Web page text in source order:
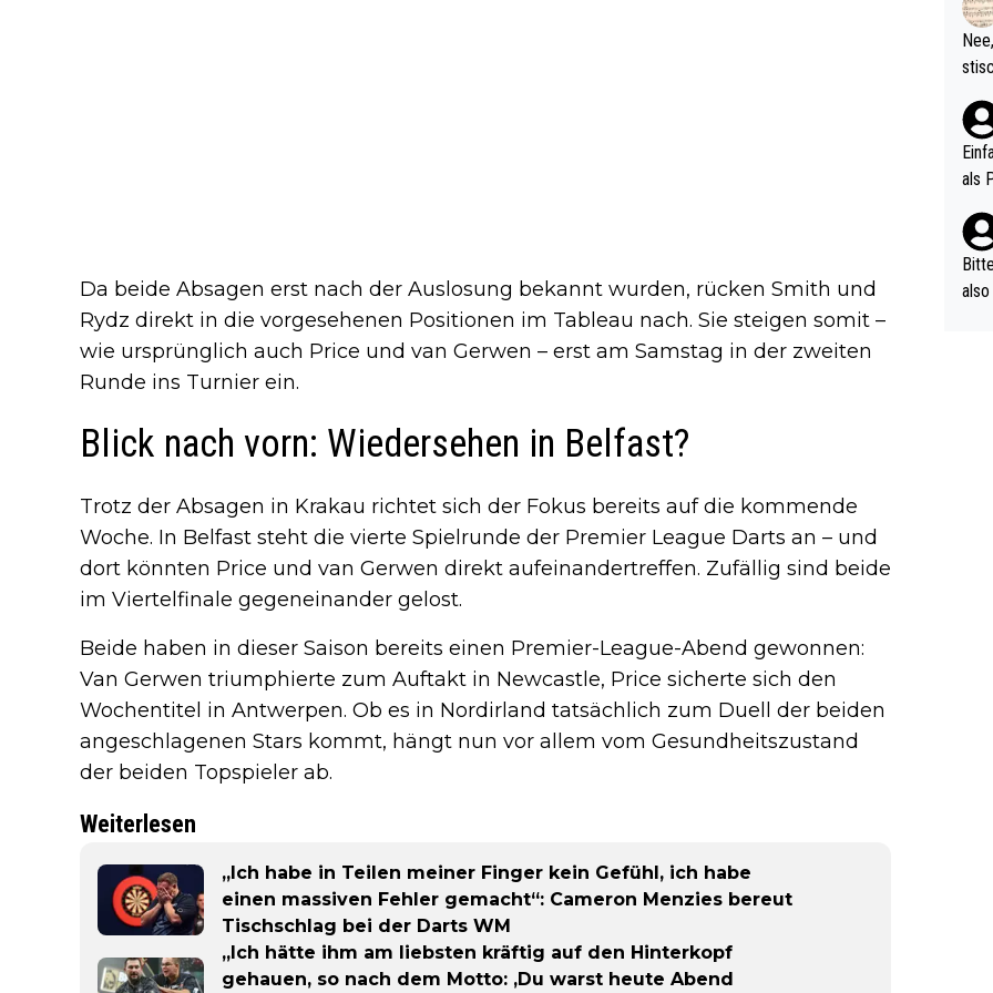
Da beide Absagen erst nach der Auslosung bekannt wurden, rücken Smith und
Rydz direkt in die vorgesehenen Positionen im Tableau nach. Sie steigen somit –
wie ursprünglich auch Price und van Gerwen – erst am Samstag in der zweiten
Runde ins Turnier ein.
Blick nach vorn: Wiedersehen in Belfast?
Trotz der Absagen in Krakau richtet sich der Fokus bereits auf die kommende
Woche. In Belfast steht die vierte Spielrunde der Premier League Darts an – und
dort könnten Price und van Gerwen direkt aufeinandertreffen. Zufällig sind beide
im Viertelfinale gegeneinander gelost.
Beide haben in dieser Saison bereits einen Premier-League-Abend gewonnen:
Van Gerwen triumphierte zum Auftakt in Newcastle, Price sicherte sich den
Wochentitel in Antwerpen. Ob es in Nordirland tatsächlich zum Duell der beiden
angeschlagenen Stars kommt, hängt nun vor allem vom Gesundheitszustand
der beiden Topspieler ab.
Weiterlesen
„Ich habe in Teilen meiner Finger kein Gefühl, ich habe
einen massiven Fehler gemacht“: Cameron Menzies bereut
Tischschlag bei der Darts WM
„Ich hätte ihm am liebsten kräftig auf den Hinterkopf
gehauen, so nach dem Motto: ‚Du warst heute Abend
(in
als
nes
ttler
vV
als